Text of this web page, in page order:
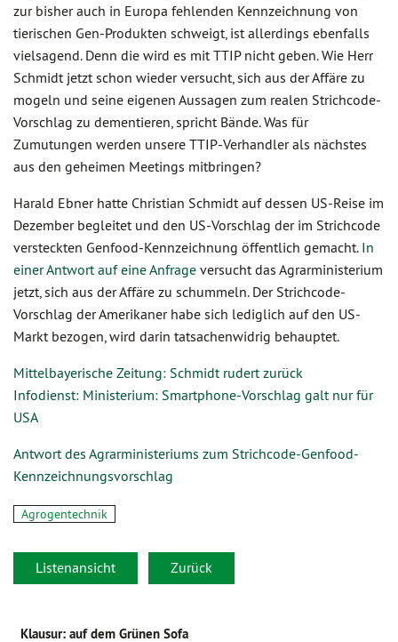
zur bisher auch in Europa fehlenden Kennzeichnung von
tierischen Gen-Produkten schweigt, ist allerdings ebenfalls
vielsagend. Denn die wird es mit TTIP nicht geben. Wie Herr
Schmidt jetzt schon wieder versucht, sich aus der Affäre zu
mogeln und seine eigenen Aussagen zum realen Strichcode-
Vorschlag zu dementieren, spricht Bände. Was für
Zumutungen werden unsere TTIP-Verhandler als nächstes
aus den geheimen Meetings mitbringen?
Harald Ebner hatte Christian Schmidt auf dessen US-Reise im
Dezember begleitet und den US-Vorschlag der im Strichcode
versteckten Genfood-Kennzeichnung öffentlich gemacht.In
einer Antwort auf eine Anfrage versucht das Agrarministerium
jetzt, sich aus der Affäre zu schummeln. Der Strichcode-
Vorschlag der Amerikaner habe sich lediglich auf den US-
Markt bezogen, wird darin tatsachenwidrig behauptet.
Mittelbayerische Zeitung: Schmidt rudert zurück
Infodienst: Ministerium: Smartphone-Vorschlag galt nur für
USA
Antwort des Agrarministeriums zum Strichcode-Genfood-
Kennzeichnungsvorschlag
Agrogentechnik
Listenansicht Zurück
Klausur: auf dem Grünen Sofa